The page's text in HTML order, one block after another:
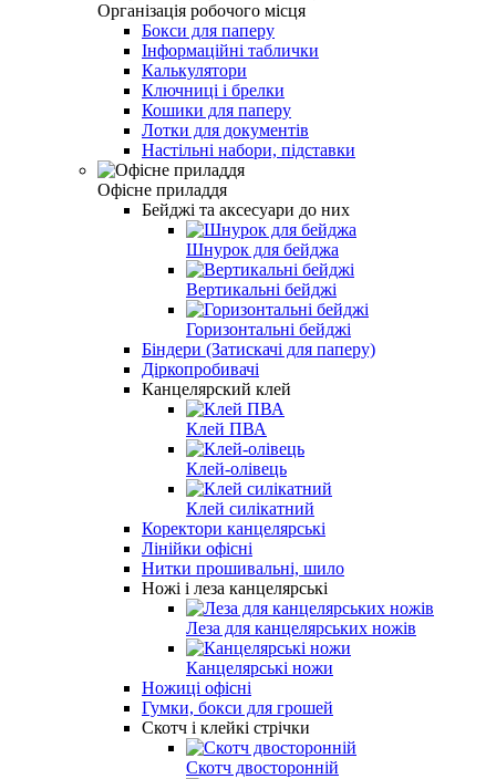
Організація робочого місця
Бокси для паперу
Інформаційні таблички
Калькулятори
Ключниці і брелки
Кошики для паперу
Лотки для документів
Настільні набори, підставки
Офісне приладдя
Бейджі та аксесуари до них
Шнурок для бейджа
Вертикальні бейджі
Горизонтальні бейджі
Біндери (Затискачі для паперу)
Діркопробивачі
Канцелярский клей
Клей ПВА
Клей-олівець
Клей силікатний
Коректори канцелярські
Лінійки офісні
Нитки прошивальні, шило
Ножі і леза канцелярські
Леза для канцелярських ножів
Канцелярські ножи
Ножиці офісні
Гумки, бокси для грошей
Скотч і клейкі стрічки
Скотч двосторонній